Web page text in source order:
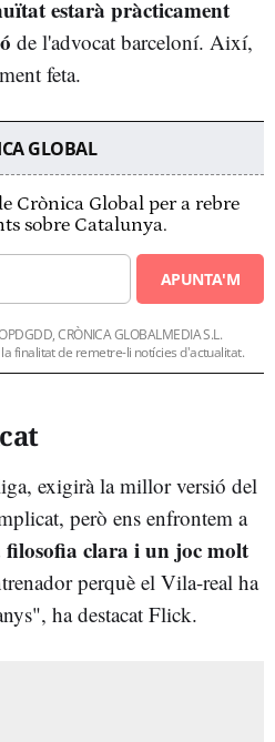
estarà pràcticament
de l'advocat barceloní. Així,
feta.
GLOBAL
Crònica Global per a rebre
sobre Catalunya.
APUNTA'M
CRÒNICA GLOBALMEDIA S.L.
finalitat de remetre-li notícies d'actualitat.
exigirà la millor versió del
però ens enfrontem a
clara i un joc molt
perquè el Vila-real ha
ha destacat Flick.